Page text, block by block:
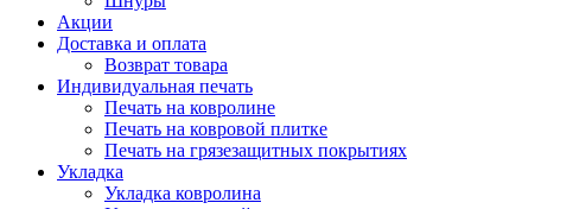
Акции
Доставка и оплата
Возврат товара
Индивидуальная печать
Печать на ковролине
Печать на ковровой плитке
Печать на грязезащитных покрытиях
Укладка
Укладка ковролина